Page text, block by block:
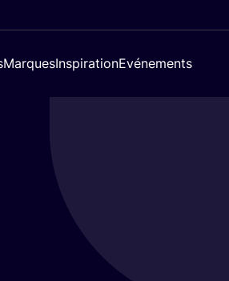
MarquesInspirationEvénements